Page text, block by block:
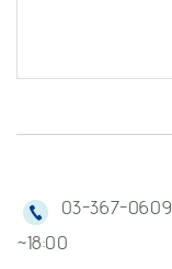
03-367-0609
~18:00